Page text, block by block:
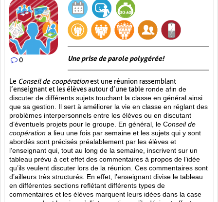
0 Une prise de parole polygérée!
Le Conseil de coopérationest une réunion rassemblant
l’enseignant et les élèves autour d’une table ronde afin de
discuter de différents sujets touchant la classe en général ainsi
que sa gestion. Il sert à améliorer la vie en classe en réglant des
problèmes interpersonnels entre les élèves ou en discutant
d’éventuels projets pour le groupe. En général, le Conseil de
coopération a lieu une fois par semaine et les sujets qui y sont
abordés sont précisés préalablement par les élèves et
l’enseignant qui, tout au long de la semaine, inscrivent sur un
tableau prévu à cet effet des commentaires à propos de l’idée
qu’ils veulent discuter lors de la réunion. Ces commentaires sont
d’ailleurs très structurés. En effet, l’enseignant divise le tableau
en différentes sections reflétant différents types de
commentaires et les élèves marquent leurs idées dans la case